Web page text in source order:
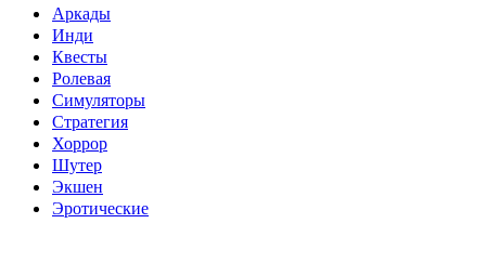
Аркады
Инди
Квесты
Ролевая
Симуляторы
Стратегия
Хоррор
Шутер
Экшен
Эротические